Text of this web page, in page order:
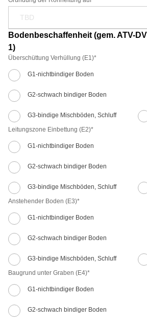
Bodenbeschaffenheit (gem. ATV-
1)
Überschüttung Verhüllung (E1)*
G1-nichtbindiger Boden
G2-schwach bindiger Boden
G3-bindige Mischböden, Schluff
Leitungszone Einbettung (E2)*
G1-nichtbindiger Boden
G2-schwach bindiger Boden
G3-bindige Mischböden, Schluff
Anstehender Boden (E3)*
G1-nichtbindiger Boden
G2-schwach bindiger Boden
G3-bindige Mischböden, Schluff
Baugrund unter Graben (E4)*
G1-nichtbindiger Boden
G2-schwach bindiger Boden